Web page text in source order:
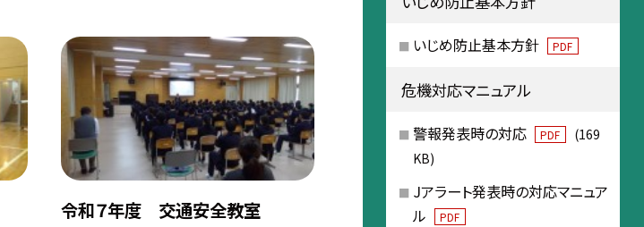
令和７年度 交通安全教室
いじめ防止基本方針 PDF
危機対応マニュアル
警報発表時の対応 PDF
(169
KB)
Jアラート発表時の対応マニュア
ル
PDF